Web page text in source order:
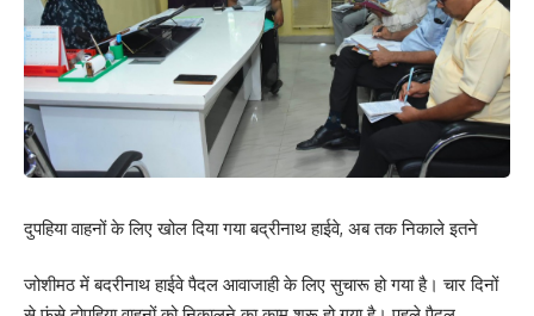
दुपहिया वाहनों के लिए खोल दिया गया बद्रीनाथ हाईवे, अब तक निकाले इतने
जोशीमठ में बदरीनाथ हाईवे पैदल आवाजाही के लिए सुचारू हो गया है। चार दिनों